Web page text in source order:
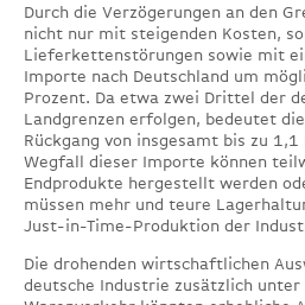
Durch die Verzögerungen an den
nicht nur mit steigenden Kosten,
Lieferkettenstörungen sowie mit
Importe nach Deutschland um
Prozent. Da etwa zwei Drittel der
Landgrenzen erfolgen, bedeutet
Rückgang von insgesamt bis zu
Wegfall dieser Importe können
Endprodukte hergestellt werden
müssen mehr und teure
Just-in-Time-Produktion der
Die drohenden wirtschaftlichen
deutsche Industrie zusätzlich unter